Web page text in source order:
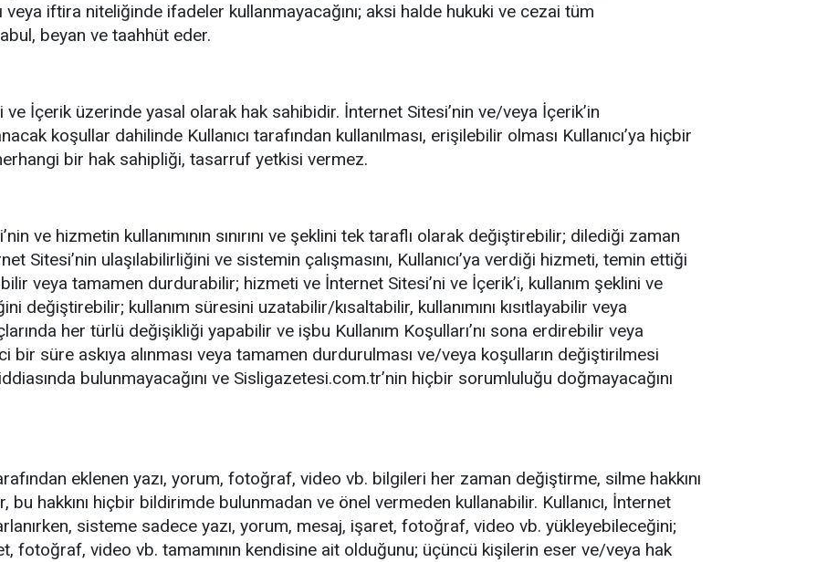
veya iftira niteliğinde ifadeler kullanmayacağını; aksi halde hukuki ve cezai tüm
beyan ve taahhüt eder.
İçerik üzerinde yasal olarak hak sahibidir. İnternet Sitesi’nin ve/veya İçerik’in
koşullar dahilinde Kullanıcı tarafından kullanılması, erişilebilir olması Kullanıcı’ya hiçbir
bir hak sahipliği, tasarruf yetkisi vermez.
ve hizmetin kullanımının sınırını ve şeklini tek taraflı olarak değiştirebilir; dilediği zaman
Sitesi’nin ulaşılabilirliğini ve sistemin çalışmasını, Kullanıcı’ya verdiği hizmeti, temin ettiği
veya tamamen durdurabilir; hizmeti ve İnternet Sitesi’ni ve İçerik’i, kullanım şeklini ve
değiştirebilir; kullanım süresini uzatabilir/kısaltabilir, kullanımını kısıtlayabilir veya
her türlü değişikliği yapabilir ve işbu Kullanım Koşulları’nı sona erdirebilir veya
bir süre askıya alınması veya tamamen durdurulması ve/veya koşulların değiştirilmesi
bulunmayacağını ve Sisligazetesi.com.tr’nin hiçbir sorumluluğu doğmayacağını
eklenen yazı, yorum, fotoğraf, video vb. bilgileri her zaman değiştirme, silme hakkını
bu hakkını hiçbir bildirimde bulunmadan ve önel vermeden kullanabilir. Kullanıcı, İnternet
sisteme sadece yazı, yorum, mesaj, işaret, fotoğraf, video vb. yükleyebileceğini;
fotoğraf, video vb. tamamının kendisine ait olduğunu; üçüncü kişilerin eser ve/veya hak